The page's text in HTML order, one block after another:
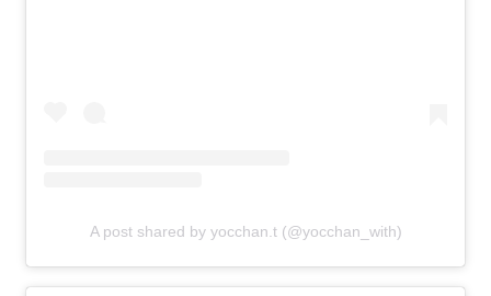
A post shared by yocchan.t (@yocchan_with)